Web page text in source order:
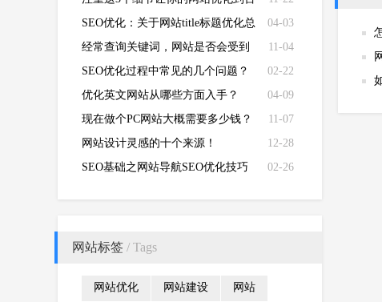
度首页
04-03
SEO优化：关于网站title标题优化总
结
11-04
经常查询关键词，网站是否会受到
惩罚！
02-22
SEO优化过程中常见的几个问题？
04-09
优化英文网站从哪些方面入手？
11-07
现在做个PC网站大概需要多少钱？
12-28
网站设计灵感的十个来源！
02-26
SEO基础之网站导航SEO优化技巧
网站标签 / Tags
网站优化 网站建设 网站